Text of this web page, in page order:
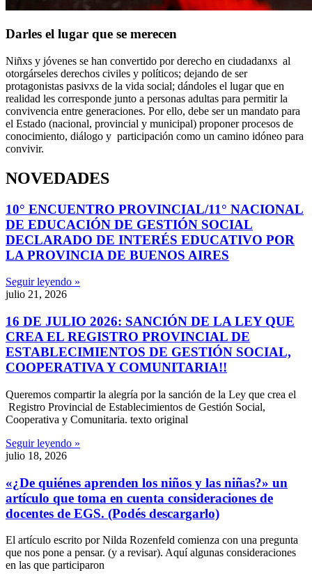
Darles el lugar que se merecen
Niñxs y jóvenes se han convertido por derecho en ciudadanxs al
otorgárseles derechos civiles y políticos; dejando de ser
protagonistas pasivxs de la vida social; dándoles el lugar que en
realidad les corresponde junto a personas adultas para permitir la
convivencia entre generaciones. Por ello, debe ser un mandato para
el Estado (nacional, provincial y municipal) proponer procesos de
conocimiento, diálogo y participación como un camino idóneo para
convivir.
NOVEDADES
10° ENCUENTRO PROVINCIAL/11° NACIONAL
DE EDUCACIÓN DE GESTIÓN SOCIAL
DECLARADO DE INTERÉS EDUCATIVO POR
LA PROVINCIA DE BUENOS AIRES
Seguir leyendo »
julio 21, 2026
16 DE JULIO 2026: SANCIÓN DE LA LEY QUE
CREA EL REGISTRO PROVINCIAL DE
ESTABLECIMIENTOS DE GESTIÓN SOCIAL,
COOPERATIVA Y COMUNITARIA!!
Queremos compartir la alegría por la sanción de la Ley que crea el
Registro Provincial de Establecimientos de Gestión Social,
Cooperativa y Comunitaria. texto original
Seguir leyendo »
julio 18, 2026
«¿De quiénes aprenden los niños y las niñas?» un
artículo que toma en cuenta consideraciones de
docentes de EGS. (Podés descargarlo)
El artículo escrito por Nilda Rozenfeld comienza con una pregunta
que nos pone a pensar. (y a revisar). Aquí algunas consideraciones
en las que participaron